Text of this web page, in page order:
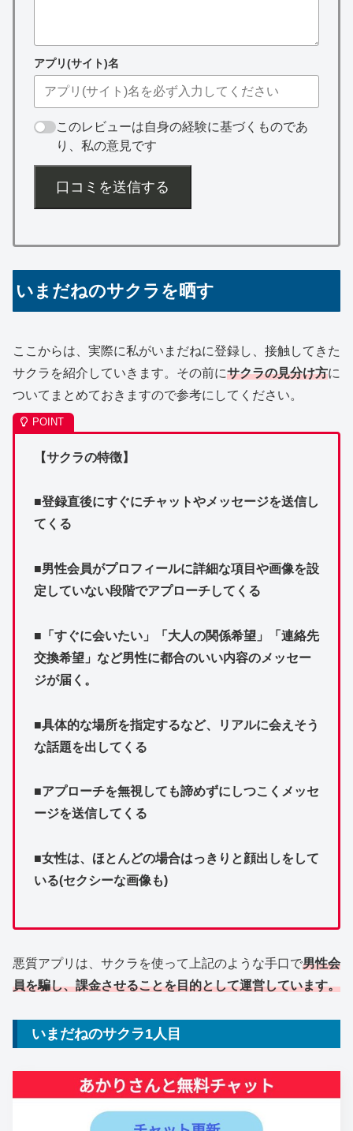
アプリ(サイト)名
このレビューは自身の経験に基づくものであ
り、私の意見です
口コミを送信する
いまだねのサクラを晒す
ここからは、実際に私がいまだねに登録し、接触してきた
サクラを紹介していきます。その前にサクラの見分け方に
ついてまとめておきますので参考にしてください。
【サクラの特徴】
■登録直後にすぐにチャットやメッセージを送信し
てくる
■男性会員がプロフィールに詳細な項目や画像を設
定していない段階でアプローチしてくる
■「すぐに会いたい」「大人の関係希望」「連絡先
交換希望」など男性に都合のいい内容のメッセー
ジが届く。
■具体的な場所を指定するなど、リアルに会えそう
な話題を出してくる
■アプローチを無視しても諦めずにしつこくメッセ
ージを送信してくる
■女性は、ほとんどの場合はっきりと顔出しをして
いる(セクシーな画像も)
悪質アプリは、サクラを使って上記のような手口で男性会
員を騙し、課金させることを目的として運営しています。
いまだねのサクラ1人目